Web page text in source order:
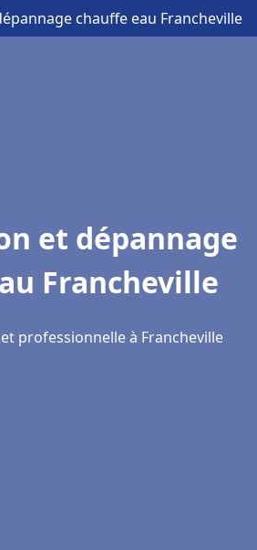
chauffe eau Francheville
et dépannage
Francheville
professionnelle à Francheville